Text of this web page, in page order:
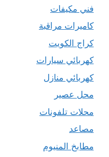
فني مكيفات
كاميرات مراقبة
كراج الكويت
كهربائي سيارات
كهربائي منازل
محل عصير
محلات تلفونات
مصاعد
مطابخ المنيوم